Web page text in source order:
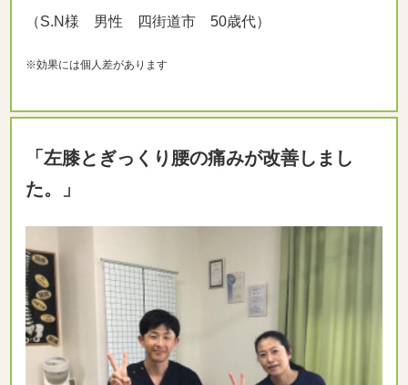
（S.N様 男性 四街道市 50歳代）
※効果には個人差があります
「左膝とぎっくり腰の痛みが改善しまし
た。」